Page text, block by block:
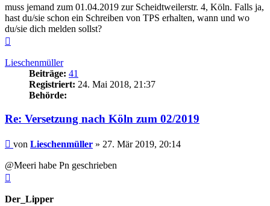
muss jemand zum 01.04.2019 zur Scheidtweilerstr. 4, Köln. Falls ja,
hast du/sie schon ein Schreiben von TPS erhalten, wann und wo
du/sie dich melden sollst?
Lieschenmüller
Beiträge: 41
Registriert: 24. Mai 2018, 21:37
Behörde:
Re: Versetzung nach Köln zum 02/2019
Beitrag
von Lieschenmüller » 27. Mär 2019, 20:14
@Meeri habe Pn geschrieben
Der_Lipper